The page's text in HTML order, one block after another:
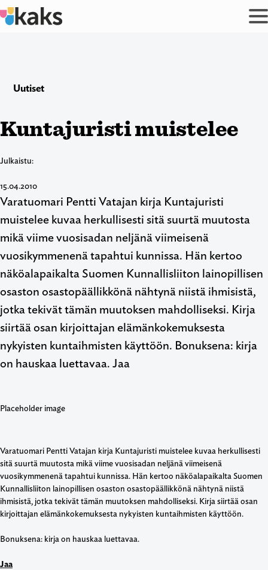
Siirry
sisältöön
Uutiset
Kuntajuristi muistelee
Julkaistu:
15.04.2010
Varatuomari Pentti Vatajan kirja Kuntajuristi
muistelee kuvaa herkullisesti sitä suurtä muutosta
mikä viime vuosisadan neljänä viimeisenä
vuosikymmenenä tapahtui kunnissa. Hän kertoo
näköalapaikalta Suomen Kunnallisliiton lainopillisen
osaston osastopäällikkönä nähtynä niistä ihmisistä,
jotka tekivät tämän muutoksen mahdolliseksi. Kirja
siirtää osan kirjoittajan elämänkokemuksesta
nykyisten kuntaihmisten käyttöön. Bonuksena: kirja
on hauskaa luettavaa. Jaa
Varatuomari Pentti Vatajan kirja Kuntajuristi muistelee kuvaa herkullisesti
sitä suurtä muutosta mikä viime vuosisadan neljänä viimeisenä
vuosikymmenenä tapahtui kunnissa. Hän kertoo näköalapaikalta Suomen
Kunnallisliiton lainopillisen osaston osastopäällikkönä nähtynä niistä
ihmisistä, jotka tekivät tämän muutoksen mahdolliseksi. Kirja siirtää osan
kirjoittajan elämänkokemuksesta nykyisten kuntaihmisten käyttöön.
Bonuksena: kirja on hauskaa luettavaa.
Jaa